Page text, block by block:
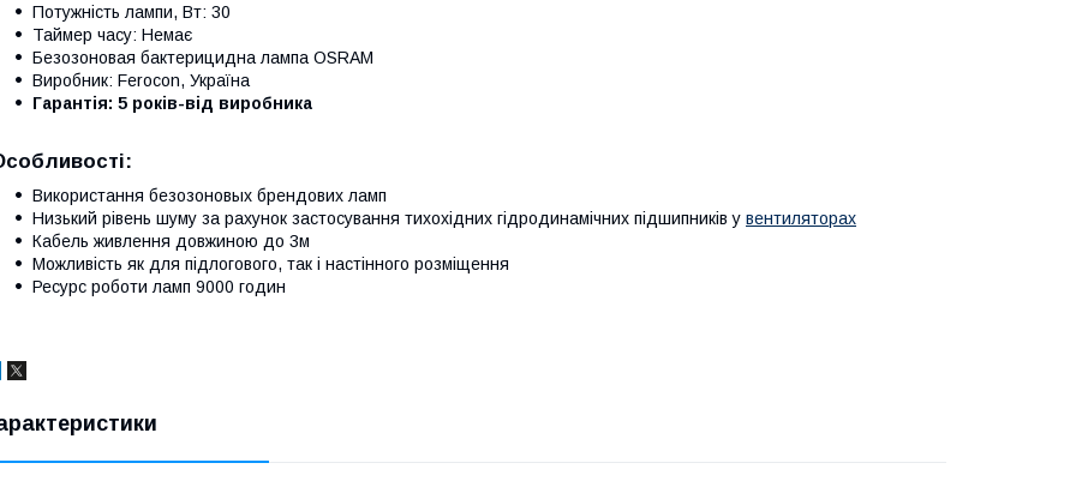
Потужність лампи, Вт: 30
Таймер часу: Немає
Безозоновая бактерицидна лампа OSRAM
Виробник: Ferocon, Україна
Гарантія: 5 років-від виробника
Використання безозоновых брендових ламп
Низький рівень шуму за рахунок застосування тихохідних гідродинамічних підшипників у вентиляторах
Кабель живлення довжиною до 3м
Можливість як для підлогового, так і настінного розміщення
Ресурс роботи ламп 9000 годин